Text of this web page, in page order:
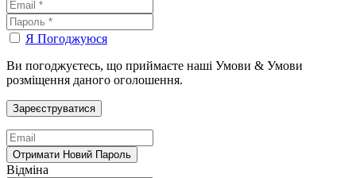
Я Погоджуюся
Ви погоджуєтесь, що приймаєте наші Умови & Умови
розміщення даного оголошення.
Відміна